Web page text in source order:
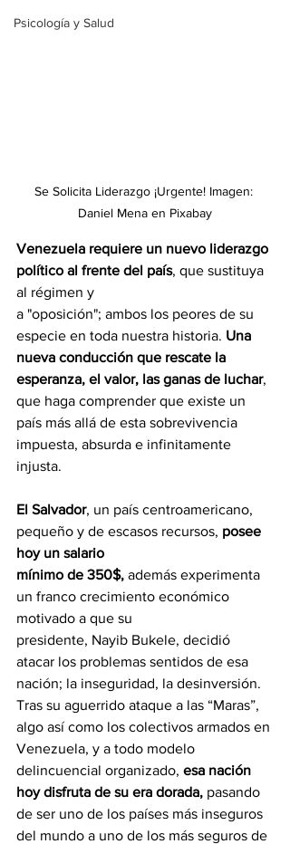
Psicología y Salud
Se Solicita Liderazgo ¡Urgente! Imagen:
Daniel Mena en Pixabay
Venezuela requiere un nuevo liderazgo
político al frente del país, que sustituya
al régimen y
a "oposición"; ambos los peores de su
especie en toda nuestra historia. Una
nueva conducción que rescate la
esperanza, el valor, las ganas de luchar,
que haga comprender que existe un
país más allá de esta sobrevivencia
impuesta, absurda e infinitamente
injusta.
El Salvador, un país centroamericano,
pequeño y de escasos recursos, posee
hoy un salario
mínimo de 350$, además experimenta
un franco crecimiento económico
motivado a que su
presidente, Nayib Bukele, decidió
atacar los problemas sentidos de esa
nación; la inseguridad, la desinversión.
Tras su aguerrido ataque a las “Maras”,
algo así como los colectivos armados en
Venezuela, y a todo modelo
delincuencial organizado, esa nación
hoy disfruta de su era dorada, pasando
de ser uno de los países más inseguros
del mundo a uno de los más seguros de